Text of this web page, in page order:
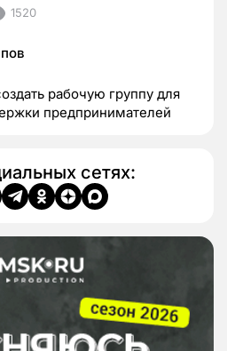
1520
рабочую группу для
предпринимателей
сетях: